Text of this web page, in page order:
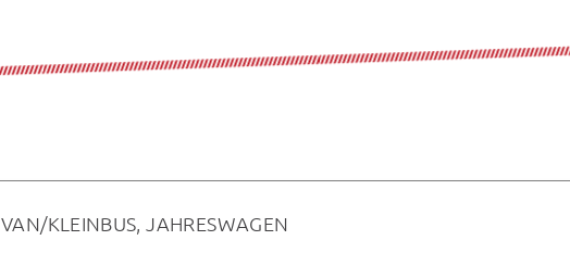
VAN/KLEINBUS, JAHRESWAGEN